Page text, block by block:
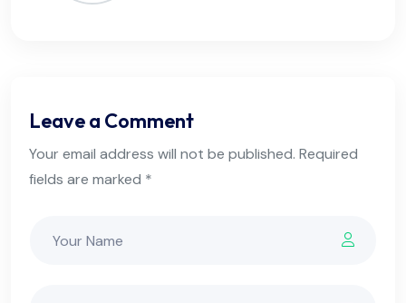
Leave a Comment
Your email address will not be published. Required
fields are marked *